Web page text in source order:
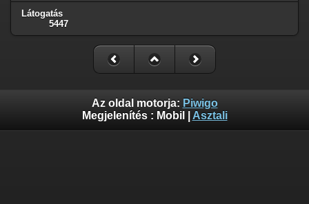
Látogatás
5447
Az oldal motorja: Piwigo
Megjelenítés : Mobil Asztali